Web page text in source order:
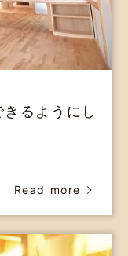
るようにし
Read more